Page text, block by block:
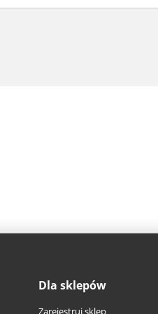
Dla sklepów
Zarejestruj sklep